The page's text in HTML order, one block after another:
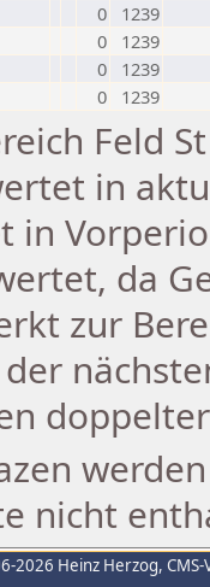
0
1239
0
1239
0
1239
0 1239
Feld
in
in
da
zur
nicht
2026 Heinz Herzog,